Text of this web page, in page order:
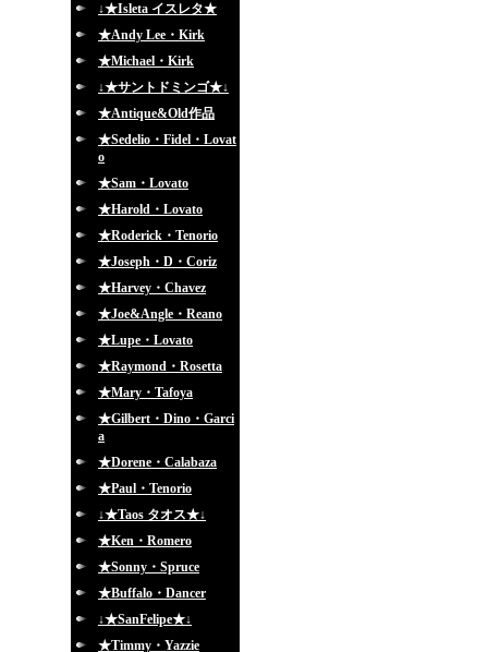
↓★Isleta イスレタ★
★Andy Lee・Kirk
★Michael・Kirk
↓★サントドミンゴ★↓
★Antique&Old作品
★Sedelio・Fidel・Lovat
o
★Sam・Lovato
★Harold・Lovato
★Roderick・Tenorio
★Joseph・D・Coriz
★Harvey・Chavez
★Joe&Angle・Reano
★Lupe・Lovato
★Raymond・Rosetta
★Mary・Tafoya
★Gilbert・Dino・Garci
a
★Dorene・Calabaza
★Paul・Tenorio
↓★Taos タオス★↓
★Ken・Romero
★Sonny・Spruce
★Buffalo・Dancer
↓★SanFelipe★↓
★Timmy・Yazzie